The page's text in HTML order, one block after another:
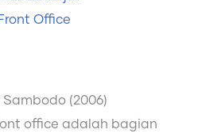
Office
(2006)
office adalah bagian